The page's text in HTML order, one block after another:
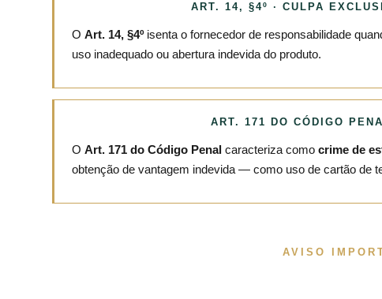
ART. 14, §4º · CULPA
O Art. 14, §4ºisenta o fornecedor de responsabilidade
uso inadequado ou abertura indevida do produto.
ART. 171 DO CÓDIGO
O Art. 171 do Código Penal caracteriza como crime de
obtenção de vantagem indevida — como uso de cartão de
AVISO